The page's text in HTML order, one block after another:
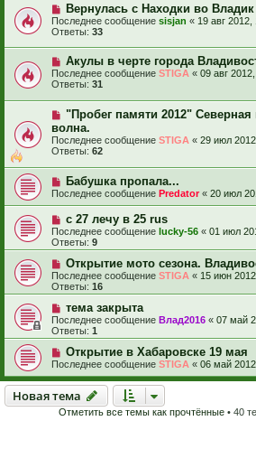
Вернулась с Находки во Владик
Последнее сообщение sisjan « 19 авг 2012,
Ответы: 33
Акулы в черте города
Последнее сообщение STIGA « 09 авг
Ответы: 31
"Пробег памяти 2012" Северная
волна.
Последнее сообщение STIGA « 29 июл
Ответы: 62
Бабушка пропала...
Последнее сообщение Predator« 20 июл
c 27 лечу в 25 rus
Последнее сообщение lucky-56 « 01 июл
Ответы: 9
Открытие мото сезона.
Последнее сообщение STIGA « 15 июн
Ответы: 16
тема закрыта
Последнее сообщение Влад2016 « 07 май
Ответы: 1
Открытие в Хабаровске 19 мая
Последнее сообщение STIGA « 06 май
Новая тема
Новаятема
Отметить все темы как прочтённые• 40